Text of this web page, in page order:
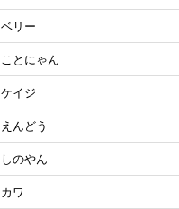
ベリー
ことにゃん
ケイジ
えんどう
しのやん
カワ